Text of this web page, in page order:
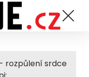
rozpůlení srdce